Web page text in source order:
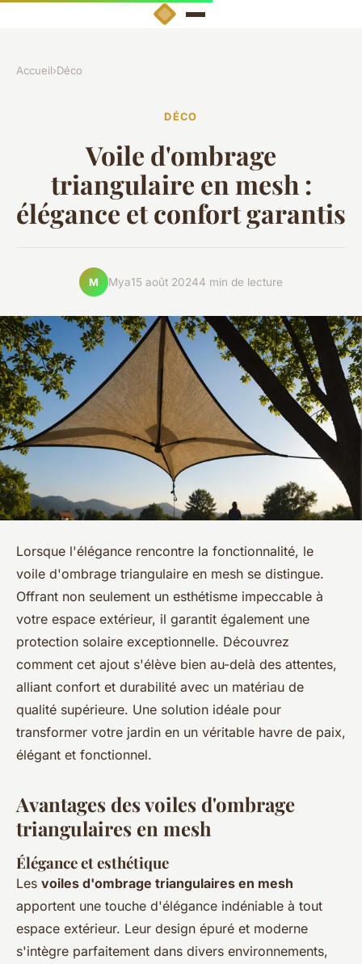
Accueil›Déco
DÉCO
Voile d'ombrage
triangulaire en mesh :
élégance et confort garantis
M Mya15 août 20244 min de lecture
Lorsque l'élégance rencontre la fonctionnalité, le
voile d'ombrage triangulaire en mesh se distingue.
Offrant non seulement un esthétisme impeccable à
votre espace extérieur, il garantit également une
protection solaire exceptionnelle. Découvrez
comment cet ajout s'élève bien au-delà des attentes,
alliant confort et durabilité avec un matériau de
qualité supérieure. Une solution idéale pour
transformer votre jardin en un véritable havre de paix,
élégant et fonctionnel.
Avantages des voiles d'ombrage
triangulaires en mesh
Élégance et esthétique
Les voiles d'ombrage triangulaires en mesh
apportent une touche d'élégance indéniable à tout
espace extérieur. Leur design épuré et moderne
s'intègre parfaitement dans divers environnements,